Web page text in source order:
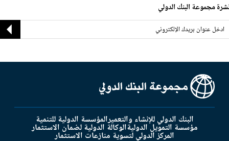
مجموعة البنك الدولي
البنك الدولي للإنشاء والتعميرالمؤسسة الدولية للتنمية
مؤسسة التمويل الدوليةالوكالة الدولية لضمان الاستثمار
المركز الدولي لتسوية منازعات الاستثمار